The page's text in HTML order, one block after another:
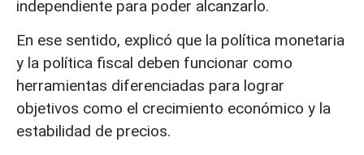
independiente para poder alcanzarlo.
En ese sentido, explicó que la política monetaria
y la política fiscal deben funcionar como
herramientas diferenciadas para lograr
objetivos como el crecimiento económico y la
estabilidad de precios.